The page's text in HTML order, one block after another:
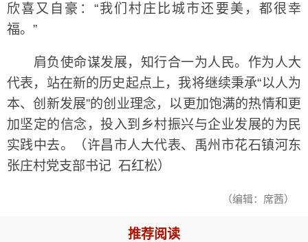
欣喜又自豪：“我们村庄比城市还要美，都很幸
福。”
肩负使命谋发展，知行合一为人民。作为人大
代表，站在新的历史起点上，我将继续秉承“以人为
本、创新发展”的创业理念，以更加饱满的热情和更
加坚定的信念，投入到乡村振兴与企业发展的为民
实践中去。（许昌市人大代表、禹州市花石镇河东
张庄村党支部书记 石红松）
（编辑：席茜）
推荐阅读